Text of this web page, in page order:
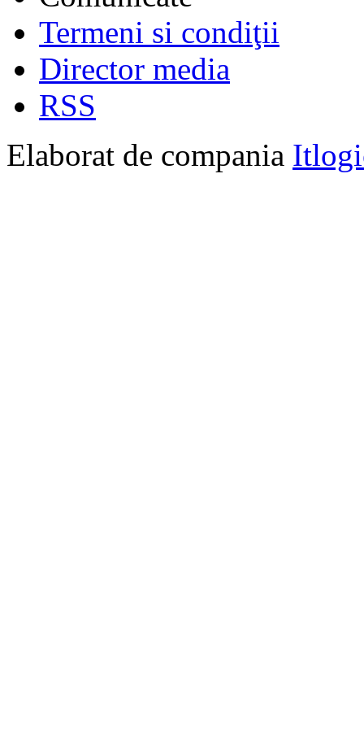
Termeni si condiţii
Director media
RSS
Elaborat de compania